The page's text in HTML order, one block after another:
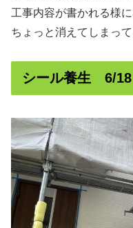
工事内容が書かれる様に
ちょっと消えてしまっ
シール養生 6/18